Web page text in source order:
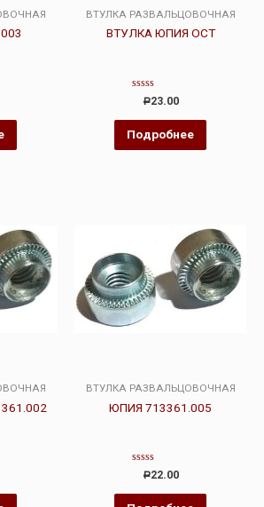
ВТУЛКА РАЗВАЛЬЦОВОЧНАЯ
ВТУЛКА ЮПИЯ ОСТ
Оценка
из
5
Р23.00
Подробнее
ВТУЛКА РАЗВАЛЬЦОВОЧНАЯ
ЮПИЯ 713361.005
Оценка
из
5
Р22.00